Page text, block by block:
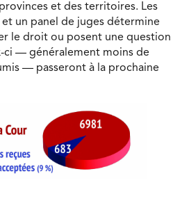
et des territoires. Les
un panel de juges détermine
le droit ou posent une question
ci — généralement moins de
— passeront à la prochaine